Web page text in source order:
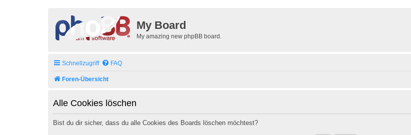
My Board
My amazing new phpBB board.
Schnellzugriff FAQ
Foren-Übersicht
Alle Cookies löschen
Bist du dir sicher, dass du alle Cookies des Boards löschen möchtest?